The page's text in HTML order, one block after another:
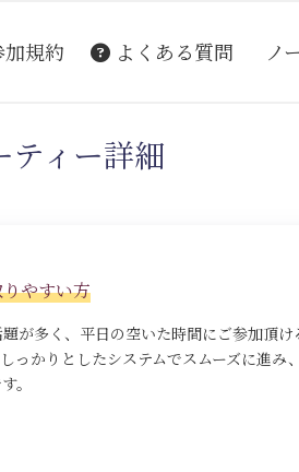
加規約 よくある質問 ノ
ティー詳細
やすい方
が多く、平日の空いた時間にご参加頂
っかりとしたシステムでスムーズに進
。